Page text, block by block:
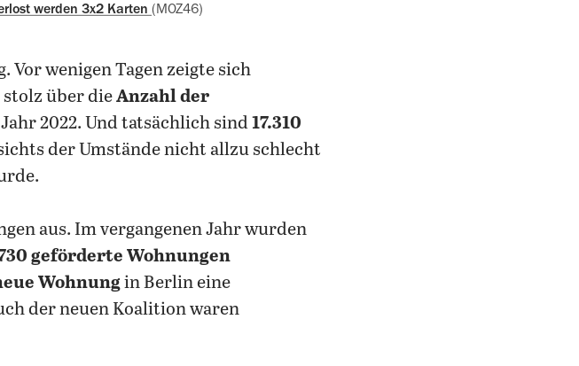
werden 3x2 Karten (MOZ46)
Vor wenigen Tagen zeigte sich
stolz über dieAnzahl der
2022. Und tatsächlich sind17.310
der Umstände nicht allzu schlecht
aus. Im vergangenen Jahr wurden
geförderte Wohnungen
Wohnung in Berlin eine
der neuen Koalition waren